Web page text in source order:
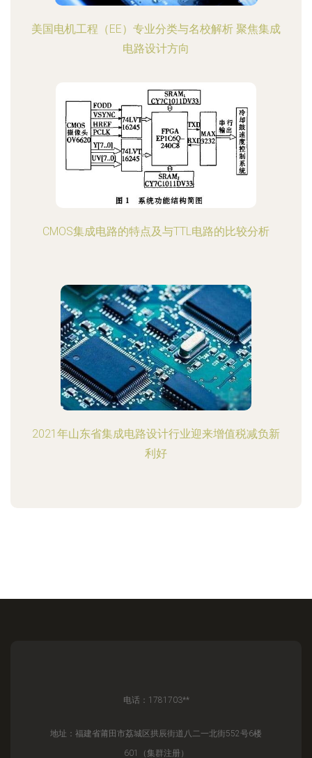
美国电机工程（EE）专业分类与名校解析 聚焦集成
电路设计方向
CMOS集成电路的特点及与TTL电路的比较分析
2021年山东省集成电路设计行业迎来增值税减负新
利好
电话：1781703**
地址：福建省莆田市荔城区拱辰街道八二一北街552号6楼
601（集群注册）